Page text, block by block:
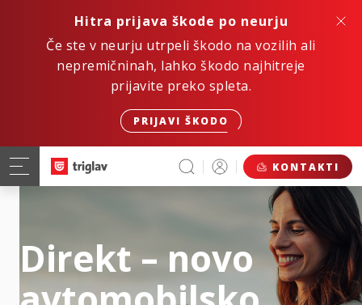
Hitra prijava škode po neurju
Če ste v neurju utrpeli škodo na vozilih ali
nepremičninah, lahko škodo najhitreje
prijavite preko spleta.
PRIJAVI ŠKODO
KONTAKTI
Direkt – novo